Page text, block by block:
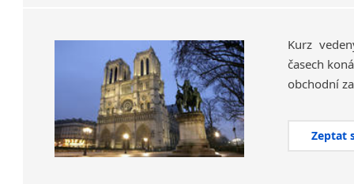
Kurz
časech
Zeptat